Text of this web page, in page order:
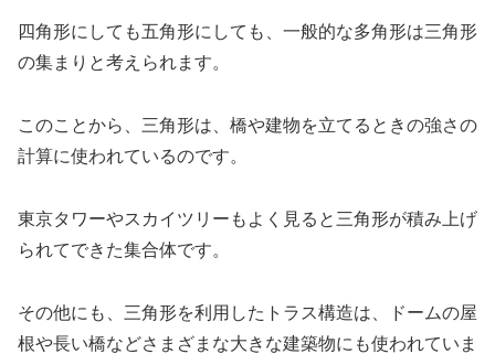
四角形にしても五角形にしても、一般的な多角形は三角形
の集まりと考えられます。
このことから、三角形は、橋や建物を立てるときの強さの
計算に使われているのです。
東京タワーやスカイツリーもよく見ると三角形が積み上げ
られてできた集合体です。
その他にも、三角形を利用したトラス構造は、ドームの屋
根や長い橋などさまざまな大きな建築物にも使われていま